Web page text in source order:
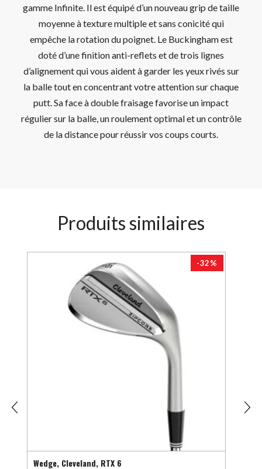
gamme Infinite. Il est équipé d’un nouveau grip de taille
moyenne à texture multiple et sans conicité qui
empêche la rotation du poignet. Le Buckingham est
doté d’une finition anti-reflets et de trois lignes
d’alignement qui vous aident à garder les yeux rivés sur
la balle tout en concentrant votre attention sur chaque
putt. Sa face à double fraisage favorise un impact
régulier sur la balle, un roulement optimal et un contrôle
de la distance pour réussir vos coups courts.
Produits similaires
-32%
Wedge, Cleveland, RTX 6